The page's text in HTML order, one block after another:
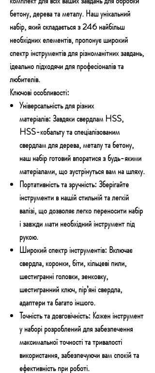
бетону, дерева та металу. Наш унікальний
набір, який складається з 246 найбільш
необхідних елементів, пропонує широкий
спектр інструментів для різноманітних завдань,
ідеально підходячи для професіоналів та
любителів.
Ключові особливості:
Універсальність для різних
матеріалів:Завдяки свердлам HSS,
HSS-кобальту та спеціалізованим
свердлам для дерева, металу та бетону,
наш набір готовий впоратися з будь-якими
матеріалами, що зустрінуться вам на шляху.
Портативність та зручність:Зберігайте
інструменти в нашій стильній та легкій
валізі, що дозволяє легко переносити набір
і завжди мати необхідний інструмент під
рукою.
Широкий спектр інструментів: Включає
свердла, коронки, біти, кільцеві пили,
шестигранні головки, зенковку,
шестигранний ключ, пір’яні свердла,
адаптери та багато іншого.
Точність та довговічність: Кожен інструмент
у наборі розроблений для забезпечення
максимальної точності та тривалості
використання, забезпечуючи вам спокій та
ефективність при роботі.